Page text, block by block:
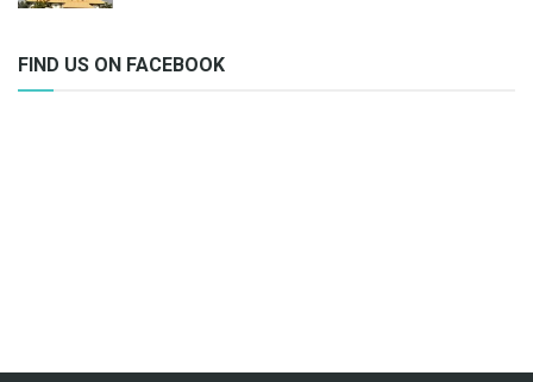
FIND US ON FACEBOOK